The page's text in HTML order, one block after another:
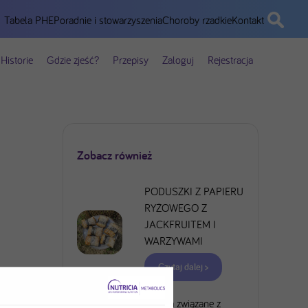
Tabela PHEPoradnie i stowarzyszeniaChoroby rzadkieKontakt
Gdzie zjeść? Przepisy Zaloguj Rejestracja
Zobacz również
PODUSZKI Z PAPIERU
RYŻOWEGO Z
JACKFRUITEM I
WARZYWAMI
Czytaj dalej >
Ryzyka związane z